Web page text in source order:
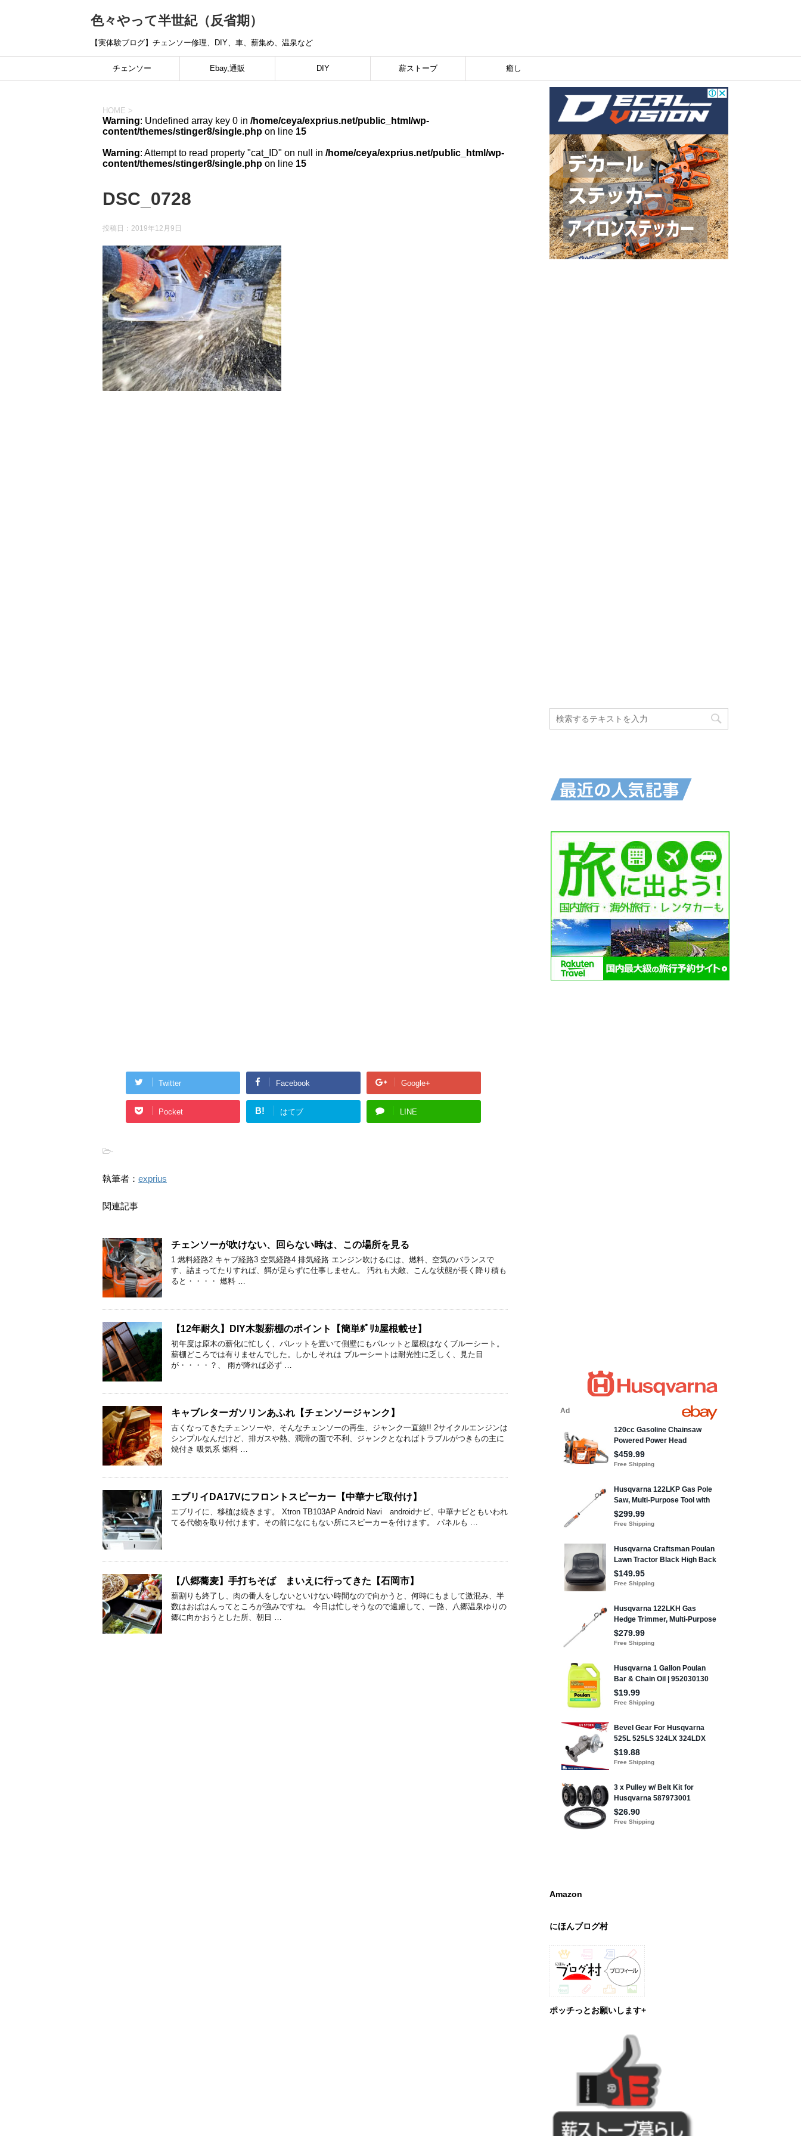
色々やって半世紀（反省期）
【実体験ブログ】チェンソー修理、DIY、車、薪集め、温泉など
チェンソー Ebay,通販 DIY 薪ストーブ 癒し
HOME >
Warning: Undefined array key 0 in /home/ceya/exprius.net/public_html/wp-
content/themes/stinger8/single.php on line 15
Warning: Attempt to read property "cat_ID" on null in /home/ceya/exprius.net/public_html/wp-
content/themes/stinger8/single.php on line 15
DSC_0728
投稿日： 2019年12月9日
Twitter Facebook Google+
Pocket B! はてブ LINE
-
執筆者： exprius
関連記事
チェンソーが吹けない、回らない時は、この場所を見る
1 燃料経路2 キャブ経路3 空気経路4 排気経路 エンジン吹けるには、燃料、空気のバランスで
す、詰まってたりすれば、餌が足らずに仕事しません。 汚れも大敵、こんな状態が長く降り積も
ると・・・・ 燃料 …
【12年耐久】DIY木製薪棚のポイント【簡単ﾎﾟﾘｶ屋根載せ】
初年度は原木の薪化に忙しく、パレットを置いて側壁にもパレットと屋根はなくブルーシート。
薪棚どころでは有りませんでした。しかしそれは ブルーシートは耐光性に乏しく、見た目
が・・・・？、 雨が降れば必ず …
キャブレターガソリンあふれ【チェンソージャンク】
古くなってきたチェンソーや、そんなチェンソーの再生、ジャンク一直線!! 2サイクルエンジンは
シンプルなんだけど、排ガスや熱、潤滑の面で不利、ジャンクとなればトラブルがつきもの主に
焼付き 吸気系 燃料 …
エブリイDA17Vにフロントスピーカー【中華ナビ取付け】
エブリイに、移植は続きます。 Xtron TB103AP Android Navi androidナビ、中華ナビともいわれ
てる代物を取り付けます。その前になにもない所にスピーカーを付けます。 パネルも …
【八郷蕎麦】手打ちそば まいえに行ってきた【石岡市】
薪割りも終了し、肉の番人をしないといけない時間なので向かうと、何時にもまして激混み、半
数はおばはんってところが強みですね。 今日は忙しそうなので遠慮して、一路、八郷温泉ゆりの
郷に向かおうとした所、朝日 …
Amazon
にほんブログ村
ポッチっとお願いします+